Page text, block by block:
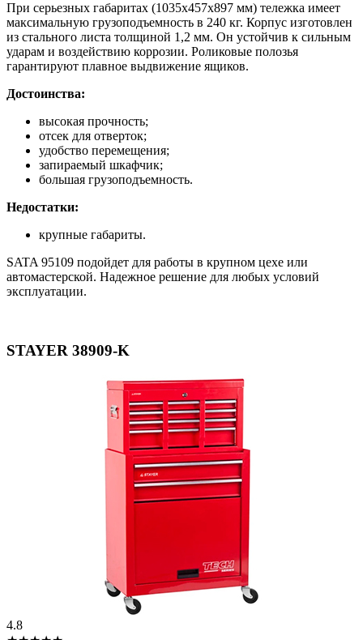
При серьезных габаритах (1035x457x897 мм) тележка имеет
максимальную грузоподъемность в 240 кг. Корпус изготовлен
из стального листа толщиной 1,2 мм. Он устойчив к сильным
ударам и воздействию коррозии. Роликовые полозья
гарантируют плавное выдвижение ящиков.
Достоинства:
высокая прочность;
отсек для отверток;
удобство перемещения;
запираемый шкафчик;
большая грузоподъемность.
Недостатки:
крупные габариты.
SATA 95109 подойдет для работы в крупном цехе или
автомастерской. Надежное решение для любых условий
эксплуатации.
STAYER 38909-K
4.8